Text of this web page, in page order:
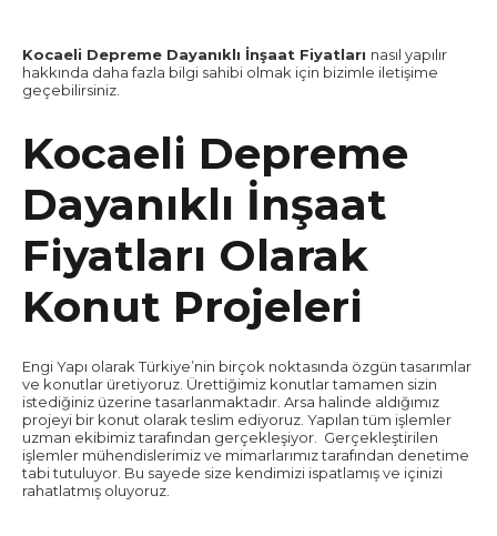
Kocaeli Depreme Dayanıklı İnşaat Fiyatları nasıl yapılır
hakkında daha fazla bilgi sahibi olmak için bizimle iletişime
geçebilirsiniz.
Kocaeli Depreme
Dayanıklı İnşaat
Fiyatları Olarak
Konut Projeleri
Engi Yapı olarak Türkiye’nin birçok noktasında özgün tasarımlar
ve konutlar üretiyoruz. Ürettiğimiz konutlar tamamen sizin
istediğiniz üzerine tasarlanmaktadır. Arsa halinde aldığımız
projeyi bir konut olarak teslim ediyoruz. Yapılan tüm işlemler
uzman ekibimiz tarafından gerçekleşiyor. Gerçekleştirilen
işlemler mühendislerimiz ve mimarlarımız tarafından denetime
tabi tutuluyor. Bu sayede size kendimizi ispatlamış ve içinizi
rahatlatmış oluyoruz.